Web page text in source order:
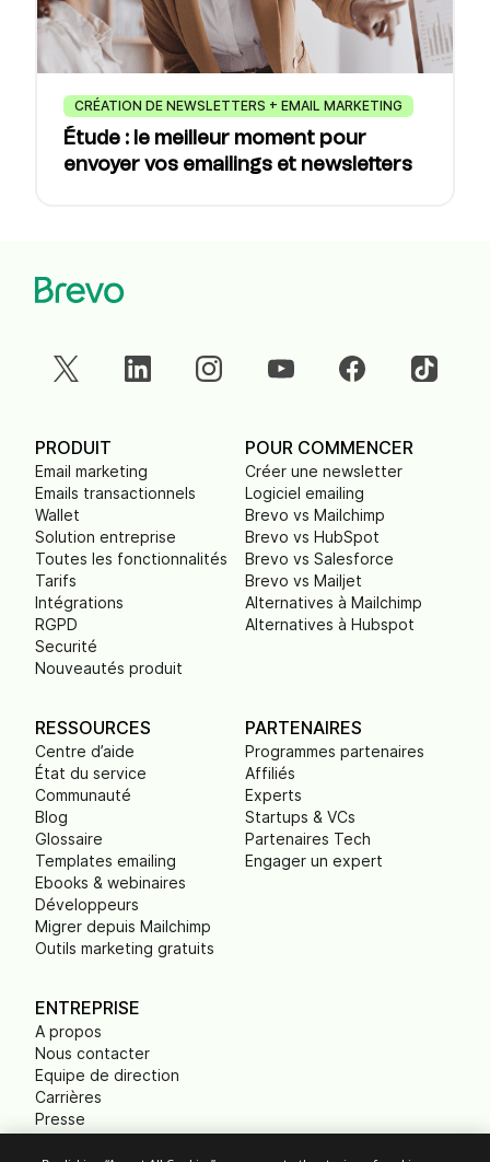
CRÉATION DE NEWSLETTERS + EMAIL MARKETING
Étude : le meilleur moment pour
envoyer vos emailings et newsletters
PRODUIT
Email marketing
Emails transactionnels
Wallet
Solution entreprise
Toutes les fonctionnalités
Tarifs
Intégrations
RGPD
Securité
Nouveautés produit
POUR COMMENCER
Créer une newsletter
Logiciel emailing
Brevo vs Mailchimp
Brevo vs HubSpot
Brevo vs Salesforce
Brevo vs Mailjet
Alternatives à Mailchimp
Alternatives à Hubspot
RESSOURCES
Centre d’aide
État du service
Communauté
Blog
Glossaire
Templates emailing
Ebooks & webinaires
Développeurs
Migrer depuis Mailchimp
Outils marketing gratuits
PARTENAIRES
Programmes partenaires
Affiliés
Experts
Startups & VCs
Partenaires Tech
Engager un expert
ENTREPRISE
A propos
Nous contacter
Equipe de direction
Carrières
Presse